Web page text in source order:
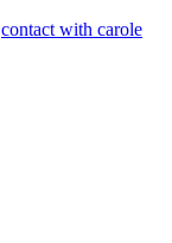
contact with carole